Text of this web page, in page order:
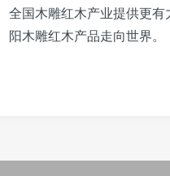
全国木雕红木产业提供更
阳木雕红木产品走向世界。